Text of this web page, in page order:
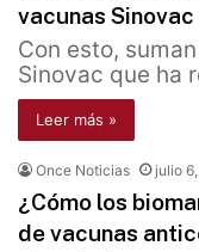
vacunas Sinovac
Con esto,
Sinovac que ha
Leer más »
Once Noticias julio
¿Cómo los
de vacunas